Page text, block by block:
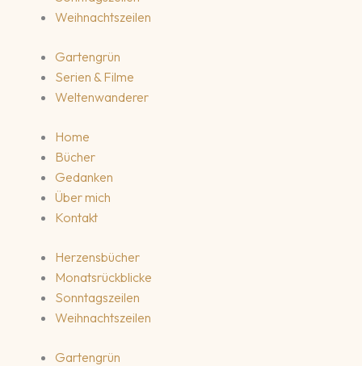
Weihnachtszeilen
Gartengrün
Serien & Filme
Weltenwanderer
Home
Bücher
Gedanken
Über mich
Kontakt
Herzensbücher
Monatsrückblicke
Sonntagszeilen
Weihnachtszeilen
Gartengrün